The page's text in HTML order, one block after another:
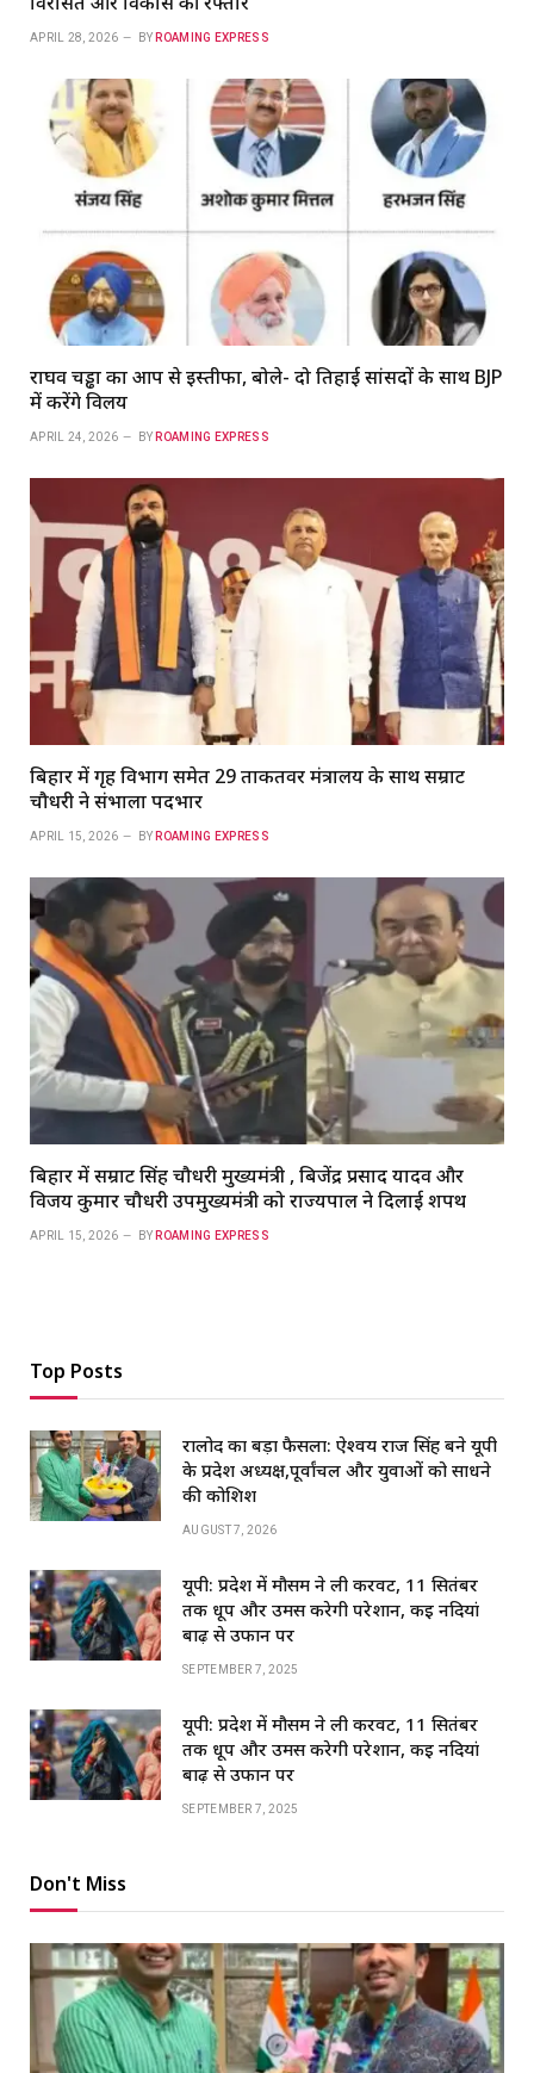
APRIL 28, 2026 BY ROAMING EXPRESS
राघव चड्ढा का आप से इस्तीफा, बोले- दो तिहाई सांसदों के साथ BJP
में करेंगे विलय
APRIL 24, 2026 BY ROAMING EXPRESS
बिहार में गृह विभाग समेत 29 ताकतवर मंत्रालय के साथ सम्राट
चौधरी ने संभाला पदभार
APRIL 15, 2026 BY ROAMING EXPRESS
बिहार में सम्राट सिंह चौधरी मुख्यमंत्री , बिजेंद्र प्रसाद यादव और
विजय कुमार चौधरी उपमुख्यमंत्री को राज्यपाल ने दिलाई शपथ
APRIL 15, 2026 BY ROAMING EXPRESS
Top Posts
रालोद का बड़ा फैसला: ऐश्वर्य राज सिंह बने यूपी
के प्रदेश अध्यक्ष,पूर्वांचल और युवाओं को साधने
की कोशिश
AUGUST 7, 2026
यूपी: प्रदेश में मौसम ने ली करवट, 11 सितंबर
तक धूप और उमस करेगी परेशान, कई नदियां
बाढ़ से उफान पर
SEPTEMBER 7, 2025
यूपी: प्रदेश में मौसम ने ली करवट, 11 सितंबर
तक धूप और उमस करेगी परेशान, कई नदियां
बाढ़ से उफान पर
SEPTEMBER 7, 2025
Don't Miss